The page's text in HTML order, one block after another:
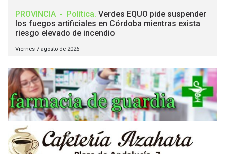
PROVINCIA - Política. Verdes EQUO pide suspender
los fuegos artificiales en Córdoba mientras exista
riesgo elevado de incendio
Viernes 7 agosto de 2026